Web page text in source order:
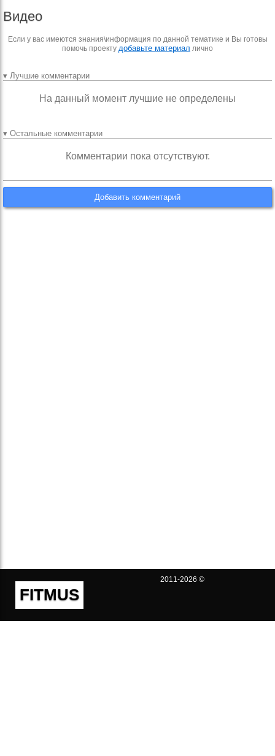
Видео
Если у вас имеются знания\информация по данной тематике и Вы готовы
помочь проекту добавьте материал лично
▾ Лучшие комментарии
На данный момент лучшие не определены
▾ Остальные комментарии
Комментарии пока отсутствуют.
Добавить комментарий
FITMUS
2011-2026 ©